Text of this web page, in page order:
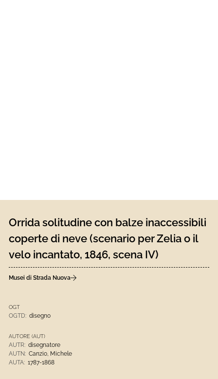
Orrida solitudine con balze inaccessibili
coperte di neve (scenario per Zelia o il
velo incantato, 1846, scena IV)
Musei di Strada Nuova
OGT
OGTD: disegno
AUTORE (AUT)
AUTR: disegnatore
AUTN: Canzio, Michele
AUTA: 1787-1868